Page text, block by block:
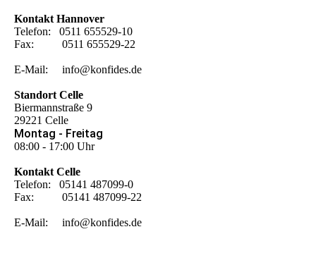
Kontakt Hannover
Telefon: 0511 655529-10
Fax: 0511 655529-22
E-Mail: info@konfides.de
Standort Celle
Biermannstraße 9
29221 Celle
Montag - Freitag
08:00 - 17:00 Uhr
Kontakt Celle
Telefon: 05141 487099-0
Fax: 05141 487099-22
E-Mail: info@konfides.de